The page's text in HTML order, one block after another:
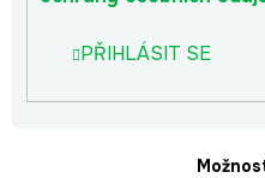
PŘIHLÁSIT SE